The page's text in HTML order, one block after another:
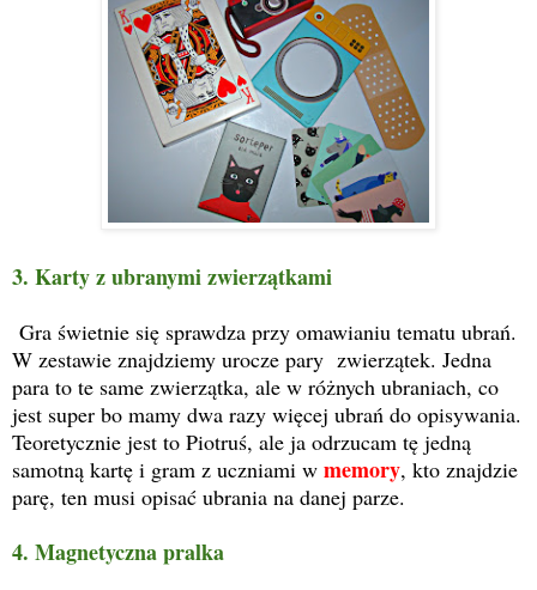
3. Karty z ubranymi zwierzątkami
Gra świetnie się sprawdza przy omawianiu tematu ubrań.
W zestawie znajdziemy urocze pary zwierzątek. Jedna
para to te same zwierzątka, ale w różnych ubraniach, co
jest super bo mamy dwa razy więcej ubrań do opisywania.
Teoretycznie jest to Piotruś, ale ja odrzucam tę jedną
samotną kartę i gram z uczniami w memory, kto znajdzie
parę, ten musi opisać ubrania na danej parze.
4. Magnetyczna pralka